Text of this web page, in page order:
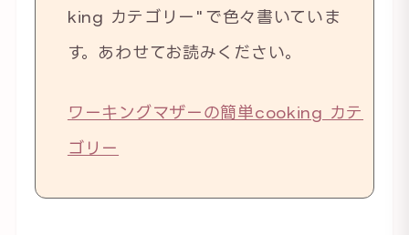
king カテゴリー"で色々書いていま
す。あわせてお読みください。
ワーキングマザーの簡単cooking カテ
ゴリー